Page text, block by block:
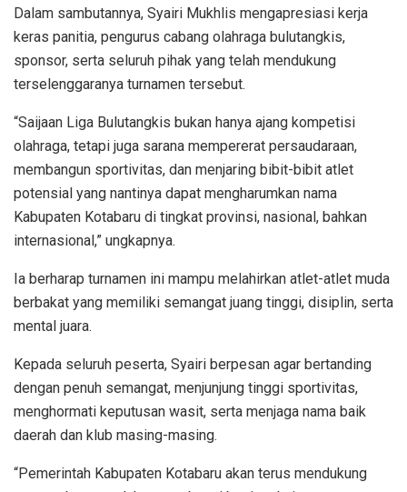
Dalam sambutannya, Syairi Mukhlis mengapresiasi kerja
keras panitia, pengurus cabang olahraga bulutangkis,
sponsor, serta seluruh pihak yang telah mendukung
terselenggaranya turnamen tersebut.
“Saijaan Liga Bulutangkis bukan hanya ajang kompetisi
olahraga, tetapi juga sarana mempererat persaudaraan,
membangun sportivitas, dan menjaring bibit-bibit atlet
potensial yang nantinya dapat mengharumkan nama
Kabupaten Kotabaru di tingkat provinsi, nasional, bahkan
internasional,” ungkapnya.
Ia berharap turnamen ini mampu melahirkan atlet-atlet muda
berbakat yang memiliki semangat juang tinggi, disiplin, serta
mental juara.
Kepada seluruh peserta, Syairi berpesan agar bertanding
dengan penuh semangat, menjunjung tinggi sportivitas,
menghormati keputusan wasit, serta menjaga nama baik
daerah dan klub masing-masing.
“Pemerintah Kabupaten Kotabaru akan terus mendukung